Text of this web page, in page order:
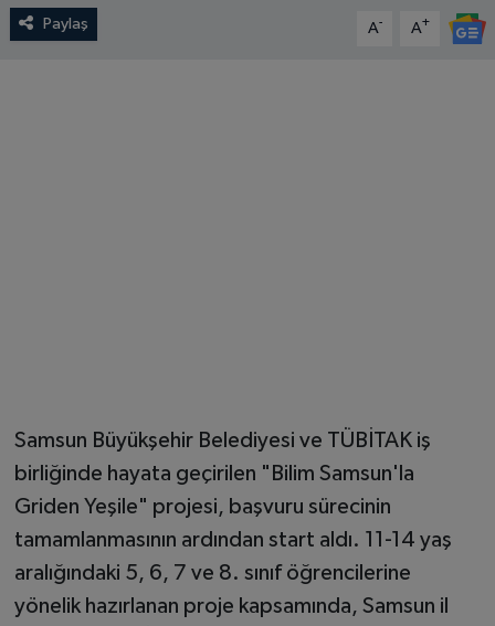
Paylaş A- A+
Samsun Büyükşehir Belediyesi ve TÜBİTAK iş
birliğinde hayata geçirilen "Bilim Samsun'la
Griden Yeşile" projesi, başvuru sürecinin
tamamlanmasının ardından start aldı. 11-14 yaş
aralığındaki 5, 6, 7 ve 8. sınıf öğrencilerine
yönelik hazırlanan proje kapsamında, Samsun il